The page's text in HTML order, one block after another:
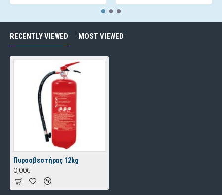
RECENTLY VIEWED MOST VIEWED
Πυροσβεστήρας 12kg
0,00€